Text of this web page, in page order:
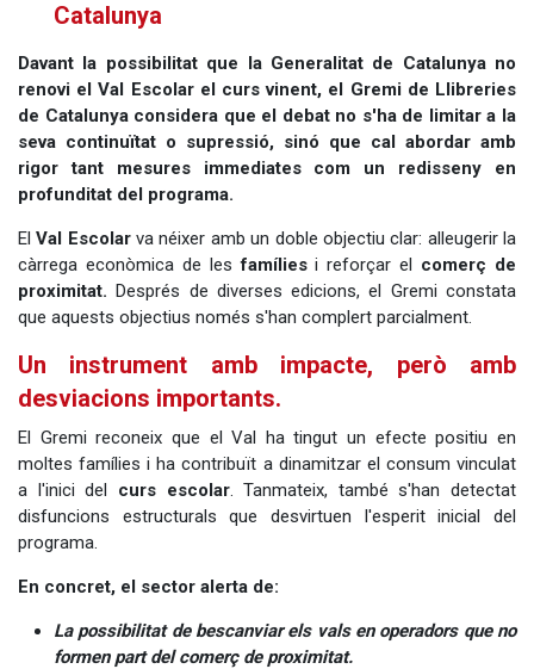
Catalunya
Davant la possibilitat que la Generalitat de Catalunya no
renovi el Val Escolar el curs vinent, el Gremi de Llibreries
de Catalunya considera que el debat no s'ha de limitar a la
seva continuïtat o supressió, sinó que cal abordar amb
rigor tant mesures immediates com un redisseny en
profunditat del programa.
ElVal Escolarva néixer amb un doble objectiu clar: alleugerir la
càrrega econòmica de lesfamíliesi reforçar el comerç de
proximitat. Després de diverses edicions, el Gremi constata
que aquests objectius només s'han complert parcialment.
Un instrument amb impacte, però amb
desviacions importants.
El Gremi reconeix que el Val ha tingut un efecte positiu en
moltes famílies i ha contribuït a dinamitzar el consum vinculat
a l'inici del curs escolar. Tanmateix, també s'han detectat
disfuncions estructurals que desvirtuen l'esperit inicial del
programa.
En concret, el sector alerta de:
La possibilitat de bescanviar els vals en operadors que no
formen part del comerç de proximitat.